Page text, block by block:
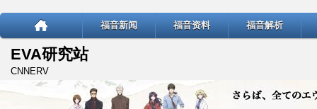
福音新闻 福音资料 福音解析
EVA研究站
CNNERV